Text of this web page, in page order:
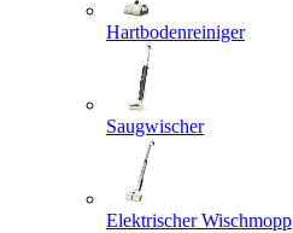
Hartbodenreiniger
Saugwischer
Elektrischer Wischmopp